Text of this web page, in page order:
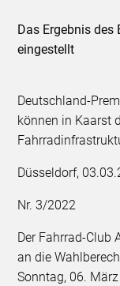
Das Ergebnis
eingestellt
Deutschland-
können in Kaarst
Düsseldorf,
Nr. 3/2022
Der Fahrrad-Club
an die
Sonntag, 06.